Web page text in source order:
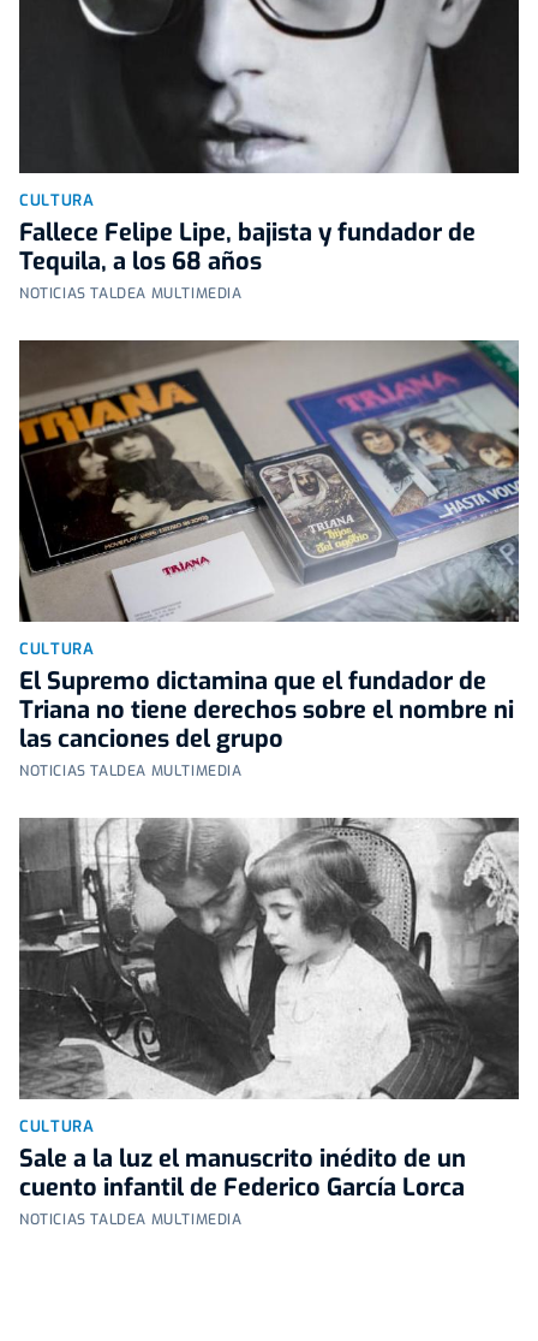
CULTURA
Fallece Felipe Lipe, bajista y fundador de
Tequila, a los 68 años
NOTICIAS TALDEA MULTIMEDIA
CULTURA
El Supremo dictamina que el fundador de
Triana no tiene derechos sobre el nombre ni
las canciones del grupo
NOTICIAS TALDEA MULTIMEDIA
CULTURA
Sale a la luz el manuscrito inédito de un
cuento infantil de Federico García Lorca
NOTICIAS TALDEA MULTIMEDIA